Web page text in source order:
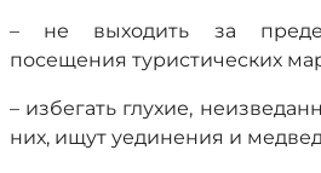
– не выходить за
посещения туристических
– избегать глухие,
них, ищут уединения и